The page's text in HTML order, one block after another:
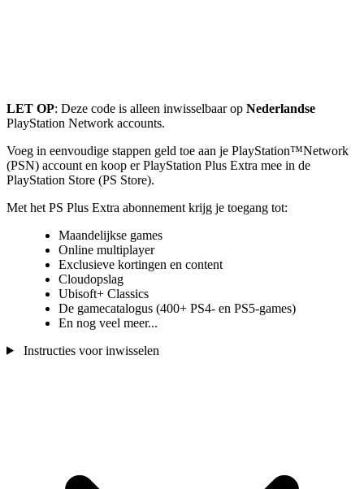
LET OP: Deze code is alleen inwisselbaar op Nederlandse
PlayStation Network accounts.
Voeg in eenvoudige stappen geld toe aan je PlayStation™Network
(PSN) account en koop er PlayStation Plus Extra mee in de
PlayStation Store (PS Store).
Met het PS Plus Extra abonnement krijg je toegang tot:
Maandelijkse games
Online multiplayer
Exclusieve kortingen en content
Cloudopslag
Ubisoft+ Classics
De gamecatalogus (400+ PS4- en PS5-games)
En nog veel meer...
Instructies voor inwisselen